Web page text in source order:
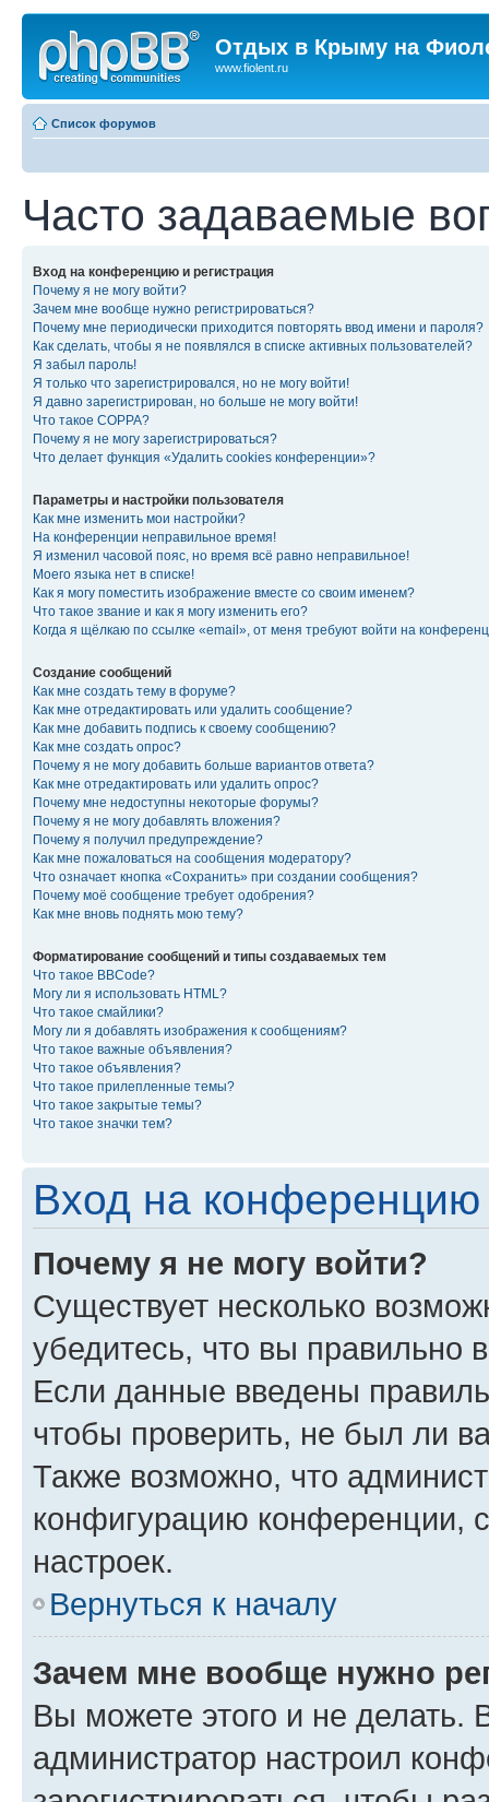
Отдых в Крыму на
www.fiolent.ru
Список форумов
Часто задаваемые
Вход на конференцию и регистрация
Почему я не могу войти?
Зачем мне вообще нужно регистрироваться?
Почему мне периодически приходится повторять ввод имени и пароля?
Как сделать, чтобы я не появлялся в списке активных пользователей?
Я забыл пароль!
Я только что зарегистрировался, но не могу войти!
Я давно зарегистрирован, но больше не могу войти!
Что такое COPPA?
Почему я не могу зарегистрироваться?
Что делает функция «Удалить cookies конференции»?
Параметры и настройки пользователя
Как мне изменить мои настройки?
На конференции неправильное время!
Я изменил часовой пояс, но время всё равно неправильное!
Моего языка нет в списке!
Как я могу поместить изображение вместе со своим именем?
Что такое звание и как я могу изменить его?
Когда я щёлкаю по ссылке «email», от меня требуют войти на
Создание сообщений
Как мне создать тему в форуме?
Как мне отредактировать или удалить сообщение?
Как мне добавить подпись к своему сообщению?
Как мне создать опрос?
Почему я не могу добавить больше вариантов ответа?
Как мне отредактировать или удалить опрос?
Почему мне недоступны некоторые форумы?
Почему я не могу добавлять вложения?
Почему я получил предупреждение?
Как мне пожаловаться на сообщения модератору?
Что означает кнопка «Сохранить» при создании сообщения?
Почему моё сообщение требует одобрения?
Как мне вновь поднять мою тему?
Форматирование сообщений и типы создаваемых тем
Что такое BBCode?
Могу ли я использовать HTML?
Что такое смайлики?
Могу ли я добавлять изображения к сообщениям?
Что такое важные объявления?
Что такое объявления?
Что такое прилепленные темы?
Что такое закрытые темы?
Что такое значки тем?
Вход на конференцию
Почему я не могу войти?
Существует несколько
убедитесь, что вы правильно
Если данные введены
чтобы проверить, не был ли
Также возможно, что
конфигурацию конференции,
настроек.
Вернуться к началу
Зачем мне вообще нужно
Вы можете этого и не делать.
администратор настроил